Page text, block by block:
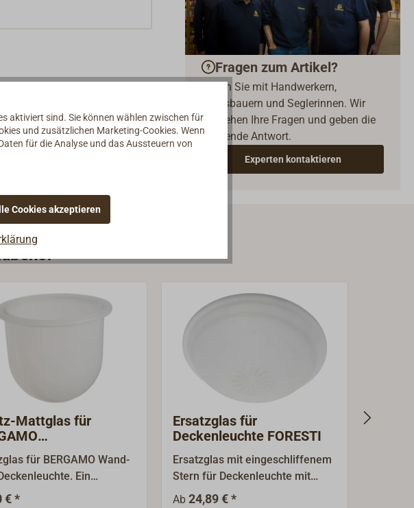
Fragen zum Artikel?
Reden Sie mit Handwerkern,
Bootsbauern und Seglerinnen. Wir
verstehen Ihre Fragen und geben die
passende Antwort.
Experten kontaktieren
Mattglas für
Deckenleuchte
für BERGAMO Wand-
Ein
satinierter Glaskörper
€ *
Ersatzglas für
Deckenleuchte FORESTI
Ersatzglas mit eingeschliffenem
Stern für Deckenleuchte mit
Sternglas.
Ab 24,89 € *
aktiviert sind. Sie können wählen zwischen für
und zusätzlichen Marketing-Cookies. Wenn
für die Analyse und das Aussteuern von
Cookies akzeptieren